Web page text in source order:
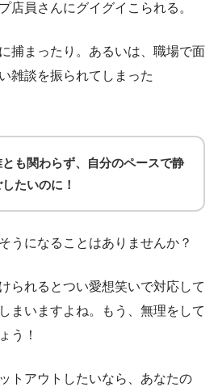
店員さんにグイグイこられる。
捕まったり。あるいは、職場で面
雑談を振られてしまった
も関わらず、自分のペースで静
たいのに！
うになることはありませんか？
られるとつい愛想笑いで対応して
まいますよね。もう、無理をして
う！
トアウトしたいなら、あなたの